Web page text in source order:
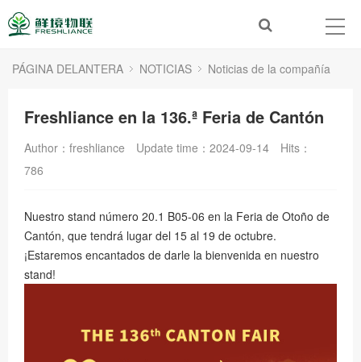
PÁGINA DELANTERA NOTICIAS Noticias de la compañía
Freshliance en la 136.ª Feria de Cantón
Author：freshliance Update time：2024-09-14
Hits：
786
Nuestro stand número 20.1 B05-06 en la Feria de Otoño de
Cantón, que tendrá lugar del 15 al 19 de octubre.
¡Estaremos encantados de darle la bienvenida en nuestro
stand!